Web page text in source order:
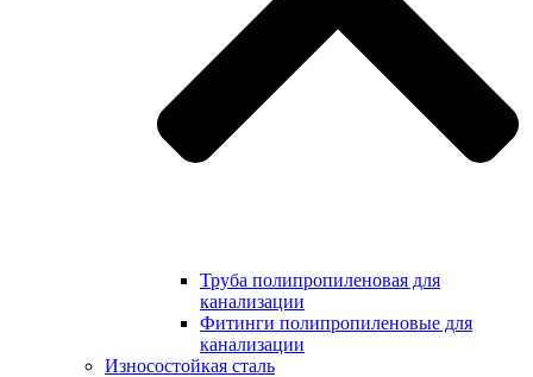
Труба полипропиленовая для
канализации
Фитинги полипропиленовые для
канализации
Износостойкая сталь